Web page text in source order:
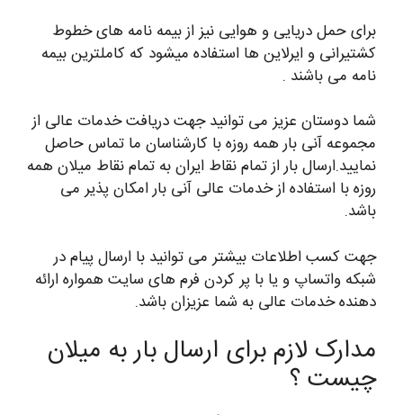
برای حمل دریایی و هوایی نیز از بیمه نامه های خطوط
کشتیرانی و ایرلاین ها استفاده میشود که کاملترین بیمه
نامه می باشند .
شما دوستان عزیز می توانید جهت دریافت خدمات عالی از
مجموعه آنی بار همه روزه با کارشناسان ما تماس حاصل
نمایید.ارسال بار از تمام نقاط ایران به تمام نقاط میلان همه
روزه با استفاده از خدمات عالی آنی بار امکان پذیر می
باشد.
جهت کسب اطلاعات بیشتر می توانید با ارسال پیام در
شبکه واتساپ و یا با پر کردن فرم های سایت همواره ارائه
دهنده خدمات عالی به شما عزیزان باشد.
مدارک لازم برای ارسال بار به میلان
چیست ؟